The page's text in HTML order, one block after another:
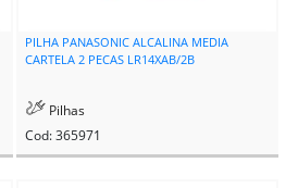
PILHA PANASONIC ALCALINA MEDIA
CARTELA 2 PECAS LR14XAB/2B
Pilhas
Cod: 365971